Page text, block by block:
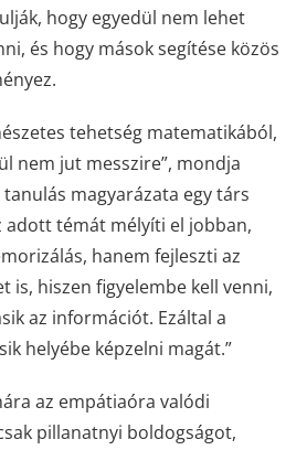
hogy egyedül nem lehet
és hogy mások segítése közös
tehetség matematikából,
nem jut messzire”, mondja
tanulás magyarázata egy társ
adott témát mélyíti el jobban,
hanem fejleszti az
is, hiszen figyelembe kell venni,
az információt. Ezáltal a
helyébe képzelni magát.”
az empátiaóra valódi
pillanatnyi boldogságot,